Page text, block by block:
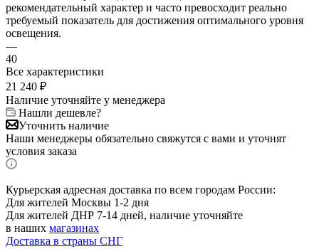
рекомендательный характер и часто превосходит реально
требуемый показатель для достижения оптимального уровня
освещения.
—
40
Все характеристики
21 240 ₽
Наличие уточняйте у менеджера
Нашли дешевле?
Уточнить наличие
Наши менеджеры обязательно свяжутся с вами и уточнят
условия заказа
Курьерская адресная доставка по всем городам России:
Для жителей Москвы 1-2 дня
Для жителей ДНР 7-14 дней, наличие уточняйте
в наших магазинах
Доставка в страны СНГ